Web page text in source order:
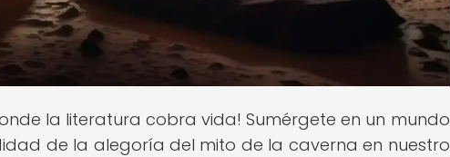
la literatura cobra vida! Sumérgete en un mundo
de la alegoría del mito de la caverna en nuestro